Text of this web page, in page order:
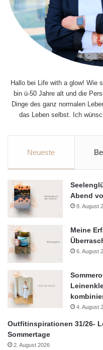
Hallo bei Life with a glow! Wie
bin ü-50 Jahre alt und die
Dinge des ganz normalen
das Leben selbst. Ich
Neueste
Abend
8. August
Meine
6. August
4. August
Outfitinspirationen 31/26-
Sommertage
2. August 2026